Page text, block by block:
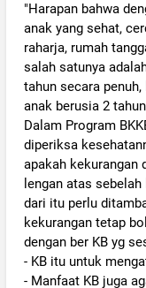
"Harapan bahwa
anak yang sehat,
raharja, rumah
salah satunya
tahun secara
anak berusia 2
Dalam Program
diperiksa
apakah kekurangan
lengan atas
dari itu perlu
kekurangan tetap
dengan ber KB yg
- KB itu untuk
- Manfaat KB juga